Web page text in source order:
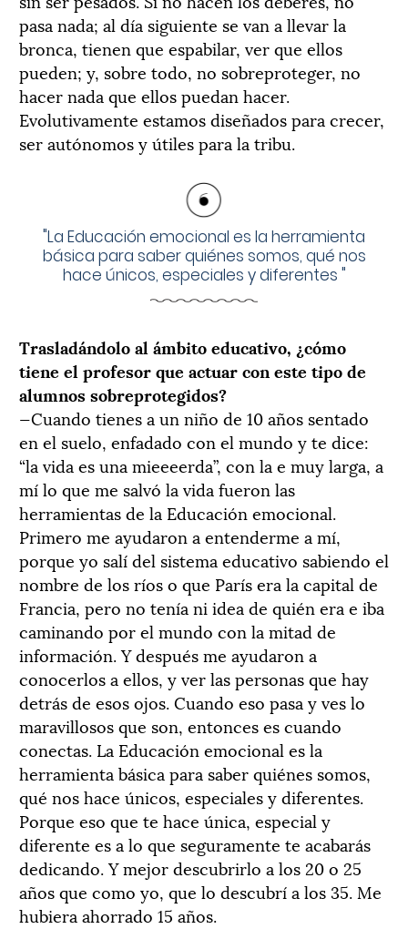
pasa nada; al día siguiente se van a llevar la
bronca, tienen que espabilar, ver que ellos
pueden; y, sobre todo, no sobreproteger, no
hacer nada que ellos puedan hacer.
Evolutivamente estamos diseñados para crecer,
ser autónomos y útiles para la tribu.
"La Educación emocional es la herramienta
básica para saber quiénes somos, qué nos
hace únicos, especiales y diferentes "
Trasladándolo al ámbito educativo, ¿cómo
tiene el profesor que actuar con este tipo de
alumnos sobreprotegidos?
—Cuando tienes a un niño de 10 años sentado
en el suelo, enfadado con el mundo y te dice:
“la vida es una mieeeerda”, con la e muy larga, a
mí lo que me salvó la vida fueron las
herramientas de la Educación emocional.
Primero me ayudaron a entenderme a mí,
porque yo salí del sistema educativo sabiendo el
nombre de los ríos o que París era la capital de
Francia, pero no tenía ni idea de quién era e iba
caminando por el mundo con la mitad de
información. Y después me ayudaron a
conocerlos a ellos, y ver las personas que hay
detrás de esos ojos. Cuando eso pasa y ves lo
maravillosos que son, entonces es cuando
conectas. La Educación emocional es la
herramienta básica para saber quiénes somos,
qué nos hace únicos, especiales y diferentes.
Porque eso que te hace única, especial y
diferente es a lo que seguramente te acabarás
dedicando. Y mejor descubrirlo a los 20 o 25
años que como yo, que lo descubrí a los 35. Me
hubiera ahorrado 15 años.